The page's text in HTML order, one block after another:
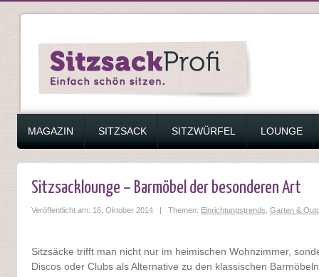
ZUM INHALT SPRINGEN
MAGAZIN SITZSACK SITZWÜRFEL LOUNGE
Sitzsacklounge – Barmöbel der besonderen Art
Veröffentlicht am: 16. Oktober 2014 | Themen: Einrichtungstrends Garten &
Sitzsäcke trifft man nicht nur im heimischen Wohnzimmer,
Discos oder Clubs als Alternative zu den klassischen